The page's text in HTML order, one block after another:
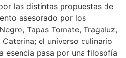
las distintas propuestas de
asesorado por los
Tapas Tomate, Tragaluz,
el universo culinario
esencia pasa por una filosofía